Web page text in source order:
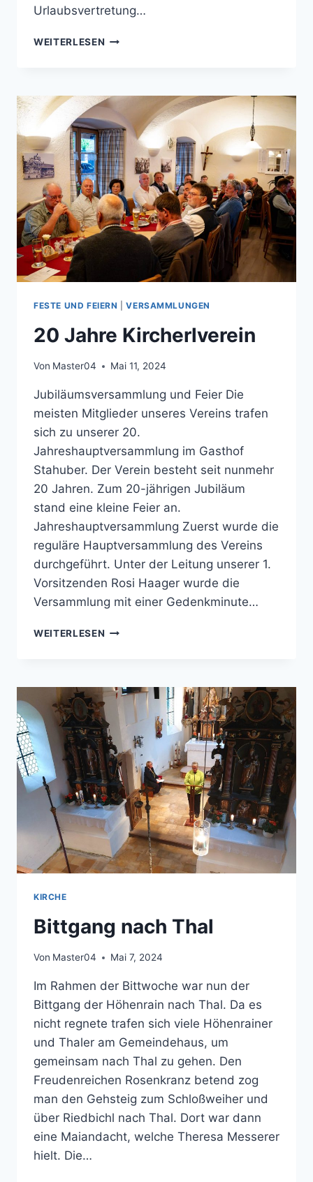
Urlaubsvertretung…
WEITERLESEN PATROZINIUM
FESTE UND FEIERN |VERSAMMLUNGEN
20 Jahre Kircherlverein
Von Master04 Mai 11, 2024
Jubiläumsversammlung und Feier Die
meisten Mitglieder unseres Vereins trafen
sich zu unserer 20.
Jahreshauptversammlung im Gasthof
Stahuber. Der Verein besteht seit nunmehr
20 Jahren. Zum 20-jährigen Jubiläum
stand eine kleine Feier an.
Jahreshauptversammlung Zuerst wurde die
reguläre Hauptversammlung des Vereins
durchgeführt. Unter der Leitung unserer 1.
Vorsitzenden Rosi Haager wurde die
Versammlung mit einer Gedenkminute…
WEITERLESEN 20
KIRCHE
Bittgang nach Thal
Von Master04 Mai 7, 2024
Im Rahmen der Bittwoche war nun der
Bittgang der Höhenrain nach Thal. Da es
nicht regnete trafen sich viele Höhenrainer
und Thaler am Gemeindehaus, um
gemeinsam nach Thal zu gehen. Den
Freudenreichen Rosenkranz betend zog
man den Gehsteig zum Schloßweiher und
über Riedbichl nach Thal. Dort war dann
eine Maiandacht, welche Theresa Messerer
hielt. Die…